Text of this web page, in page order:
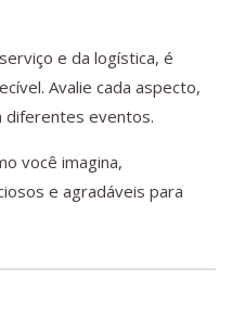
e da logística, é
Avalie cada aspecto,
diferentes eventos.
você imagina,
e agradáveis para